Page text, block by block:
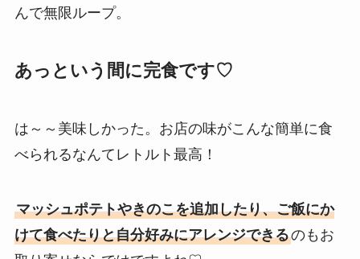
んで無限ループ。
あっという間に完食です♡
は～～美味しかった。お店の味がこんな簡単に食
べられるなんてレトルト最高！
マッシュポテトやきのこを追加したり、ご飯にか
けて食べたりと自分好みにアレンジできるのもお